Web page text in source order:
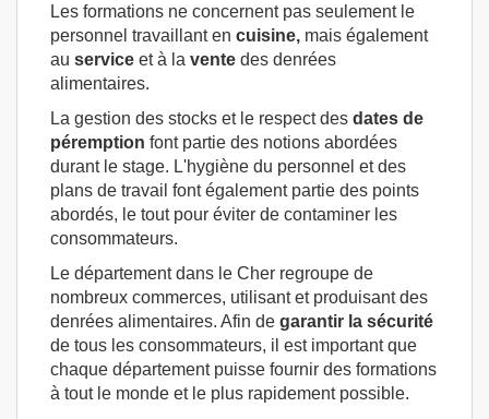
Les formations ne concernent pas seulement le
personnel travaillant en cuisine, mais également
au service et à la vente des denrées
alimentaires.
La gestion des stocks et le respect des dates de
péremption font partie des notions abordées
durant le stage. L'hygiène du personnel et des
plans de travail font également partie des points
abordés, le tout pour éviter de contaminer les
consommateurs.
Le département dans le Cher regroupe de
nombreux commerces, utilisant et produisant des
denrées alimentaires. Afin de garantir la sécurité
de tous les consommateurs, il est important que
chaque département puisse fournir des formations
à tout le monde et le plus rapidement possible.